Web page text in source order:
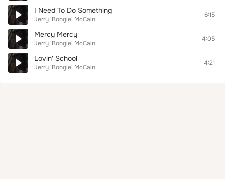
I Need To Do Something
Jerry 'Boogie' McCain
6:15
Mercy Mercy
Jerry 'Boogie' McCain
4:05
Lovin' School
Jerry 'Boogie' McCain
4:21